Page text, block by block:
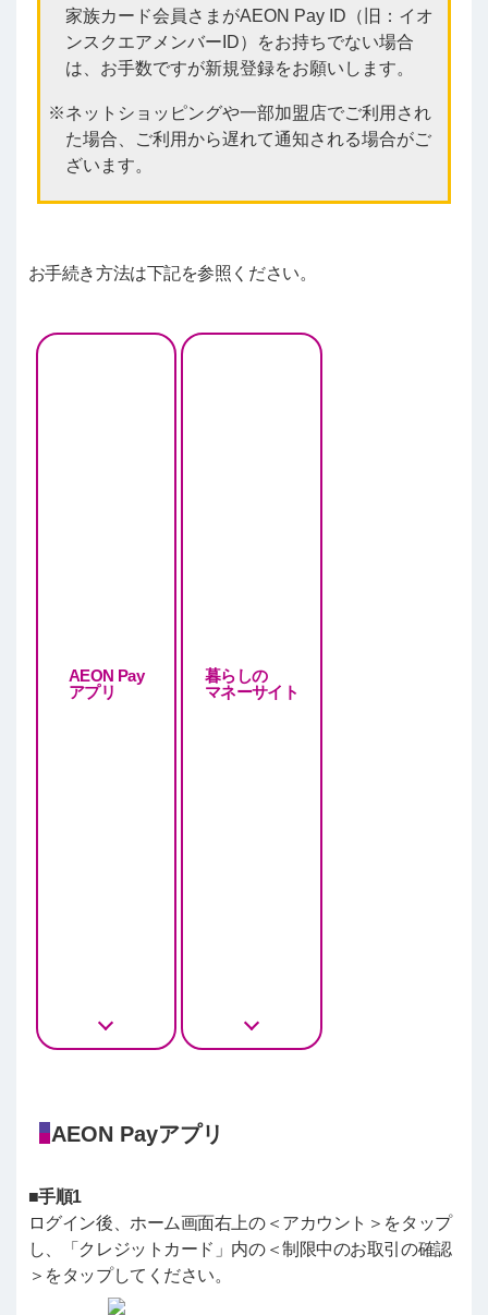
家族カード会員さまがAEON Pay ID（旧：イオ
ンスクエアメンバーID）をお持ちでない場合
は、お手数ですが新規登録をお願いします。
ネットショッピングや一部加盟店でご利用され
た場合、ご利用から遅れて通知される場合がご
ざいます。
お手続き方法は下記を参照ください。
AEON Pay
アプリ
暮らしの
マネーサイト
AEON Payアプリ
■手順1
ログイン後、ホーム画面右上の＜アカウント＞をタップ
し、「クレジットカード」内の＜制限中のお取引の確認
＞をタップしてください。